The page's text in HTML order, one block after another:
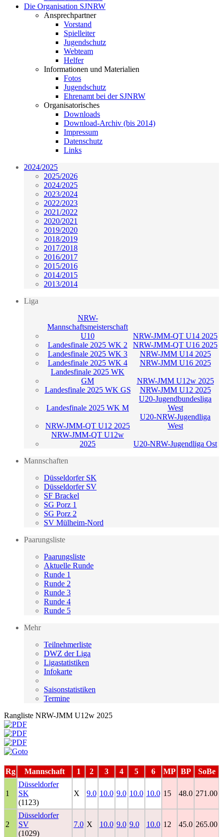
Die Organisation SJNRW
Ansprechpartner
Vorstand
Spielleiter
Jugendschutz
Webteam
Helfer
Informationen und Materialien
Fotos
Jugendschutz
Ehrenamt bei der SJNRW
Organisatorisches
Downloads
Download-Archiv (bis 2014)
Impressum
Datenschutz
Links
2024/2025
2025/2026
2024/2025
2023/2024
2022/2023
2021/2022
2020/2021
2019/2020
2018/2019
2017/2018
2016/2017
2015/2016
2014/2015
2013/2014
Liga
NRW-
Mannschaftsmeisterschaft
U10
NRW-JMM-QT U14 2025
Landesfinale 2025 WK 2
NRW-JMM-QT U16 2025
Landesfinale 2025 WK 3
NRW-JMM U14 2025
Landesfinale 2025 WK 4
NRW-JMM U16 2025
Landesfinale 2025 WK
GM
NRW-JMM U12w 2025
Landesfinale 2025 WK GS
NRW-JMM U12 2025
Landesfinale 2025 WK M
U20-Jugendbundesliga
West
NRW-JMM-QT U12 2025
U20-NRW-Jugendliga
West
NRW-JMM-QT U12w
2025
U20-NRW-Jugendliga Ost
Mannschaften
Düsseldorfer SK
Düsseldorfer SV
SF Brackel
SG Porz 1
SG Porz 2
SV Mülheim-Nord
Paarungsliste
Paarungsliste
Aktuelle Runde
Runde 1
Runde 2
Runde 3
Runde 4
Runde 5
Mehr
Teilnehmerliste
DWZ der Liga
Ligastatistiken
Infokarte
Saisonstatistiken
Termine
Rangliste NRW-JMM U12w 2025
Rg Mannschaft 1 2 3 4 5 6 MP BP SoBe
1
Düsseldorfer
SK
(1123)
X 9.0 10.0 9.0 10.0 10.0 15 48.0 271.00
2
Düsseldorfer
SV
(1029)
7.0 X 10.0 9.0 9.0 10.0 12 45.0 265.00